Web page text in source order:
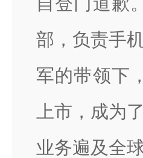
部，负责手
军的带领下
上市，成为
业务遍及全